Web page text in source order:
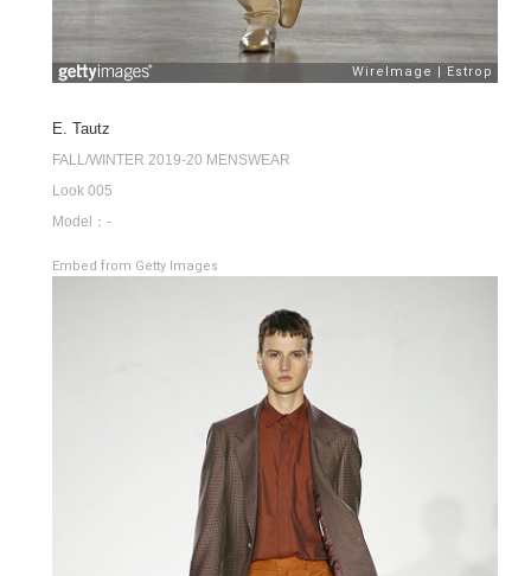
E. Tautz
FALL/WINTER 2019-20 MENSWEAR
Look 005
Model：-
Embed from Getty Images